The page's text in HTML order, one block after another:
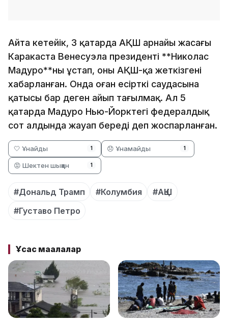
Айта кетейік, 3 қаңтарда АҚШ арнайы жасағы
Каракаста Венесуэла президенті **Николас
Мадуро**ны ұстап, оны АҚШ-қа жеткізгені
хабарланған. Онда оған есірткі саудасына
қатысы бар деген айып тағылмақ. Ал 5
қаңтарда Мадуро Нью-Йорктегі федералдық
сот алдында жауап береді деп жоспарланған.
🤍 Ұнайды 1 😞 Ұнамайды 1
😡 Шектен шыққан 1
#Дональд Трамп #Колумбия
#АҚШ
#Густаво Петро
Ұқсас мақалалар